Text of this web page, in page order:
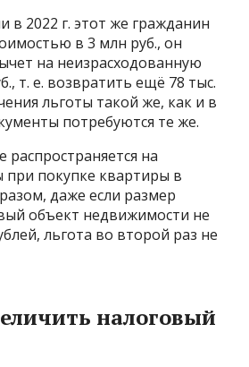
в 2022 г. этот же гражданин
в 3 млн руб., он
на неизрасходованную
т. е. возвратить ещё 78 тыс.
льготы такой же, как и в
потребуются те же.
на
покупке квартиры в
даже если размер
объект недвижимости не
льгота во второй раз не
налоговый